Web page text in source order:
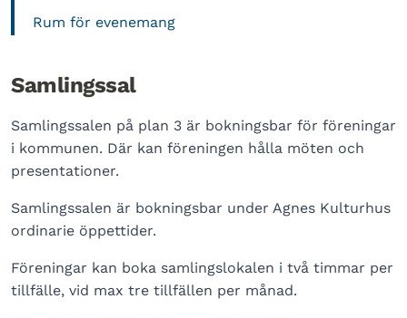
Rum för evenemang
Samlingssal
Samlingssalen på plan 3 är bokningsbar för föreningar
i kommunen. Där kan föreningen hålla möten och
presentationer.
Samlingssalen är bokningsbar under Agnes Kulturhus
ordinarie öppettider.
Föreningar kan boka samlingslokalen i två timmar per
tillfälle, vid max tre tillfällen per månad.